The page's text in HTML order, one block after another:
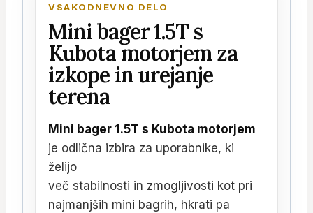
VSAKODNEVNO DELO
Mini bager 1.5T s
Kubota motorjem za
izkope in urejanje
terena
Mini bager 1.5T s Kubota motorjem
je odlična izbira za uporabnike, ki
želijo
več stabilnosti in zmogljivosti kot pri
najmanjših mini bagrih, hkrati pa